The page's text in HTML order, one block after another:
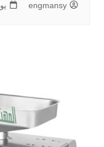
engmansy